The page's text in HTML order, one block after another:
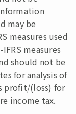
may be
measures used
measures
should not be
for analysis of
profit/(loss) for
income tax.